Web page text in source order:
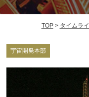
TOP> タイムラ
宇宙開発本部